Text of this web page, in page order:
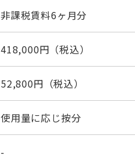
非課税賃料6ヶ月分
418,000円（税込）
52,800円（税込）
使用量に応じ按分
-